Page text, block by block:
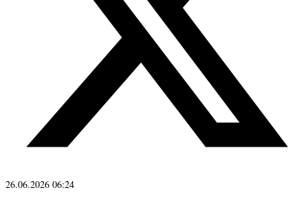
26.06.2026 06:24